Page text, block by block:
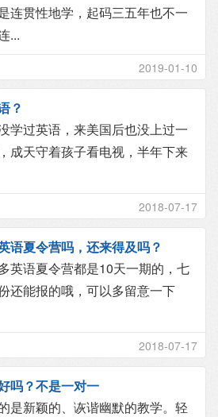
连贯性地学，起码三五年也不一
...
2019-01-10
？
学过英语，来美国后也没上过一
成天守着孩子看电视，半年下来
2018-07-17
语夏令营吗，还来得及吗？
英语夏令营都是10天一期的，七
还能报的哦，可以多留意一下
2018-07-17
吗？不是一对一
是新颖的、诙谐幽默的教学。轻